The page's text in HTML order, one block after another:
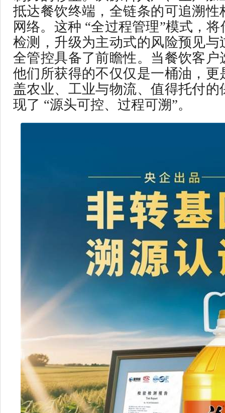
抵达餐饮终端，全链条的可追溯性
网络。这种 “全过程管理”模式，
检测，升级为主动式的风险预见与
全管控具备了前瞻性。当餐饮客户
他们所获得的不仅仅是一桶油，更
盖农业、工业与物流、值得托付的
现了 “源头可控、过程可溯”。